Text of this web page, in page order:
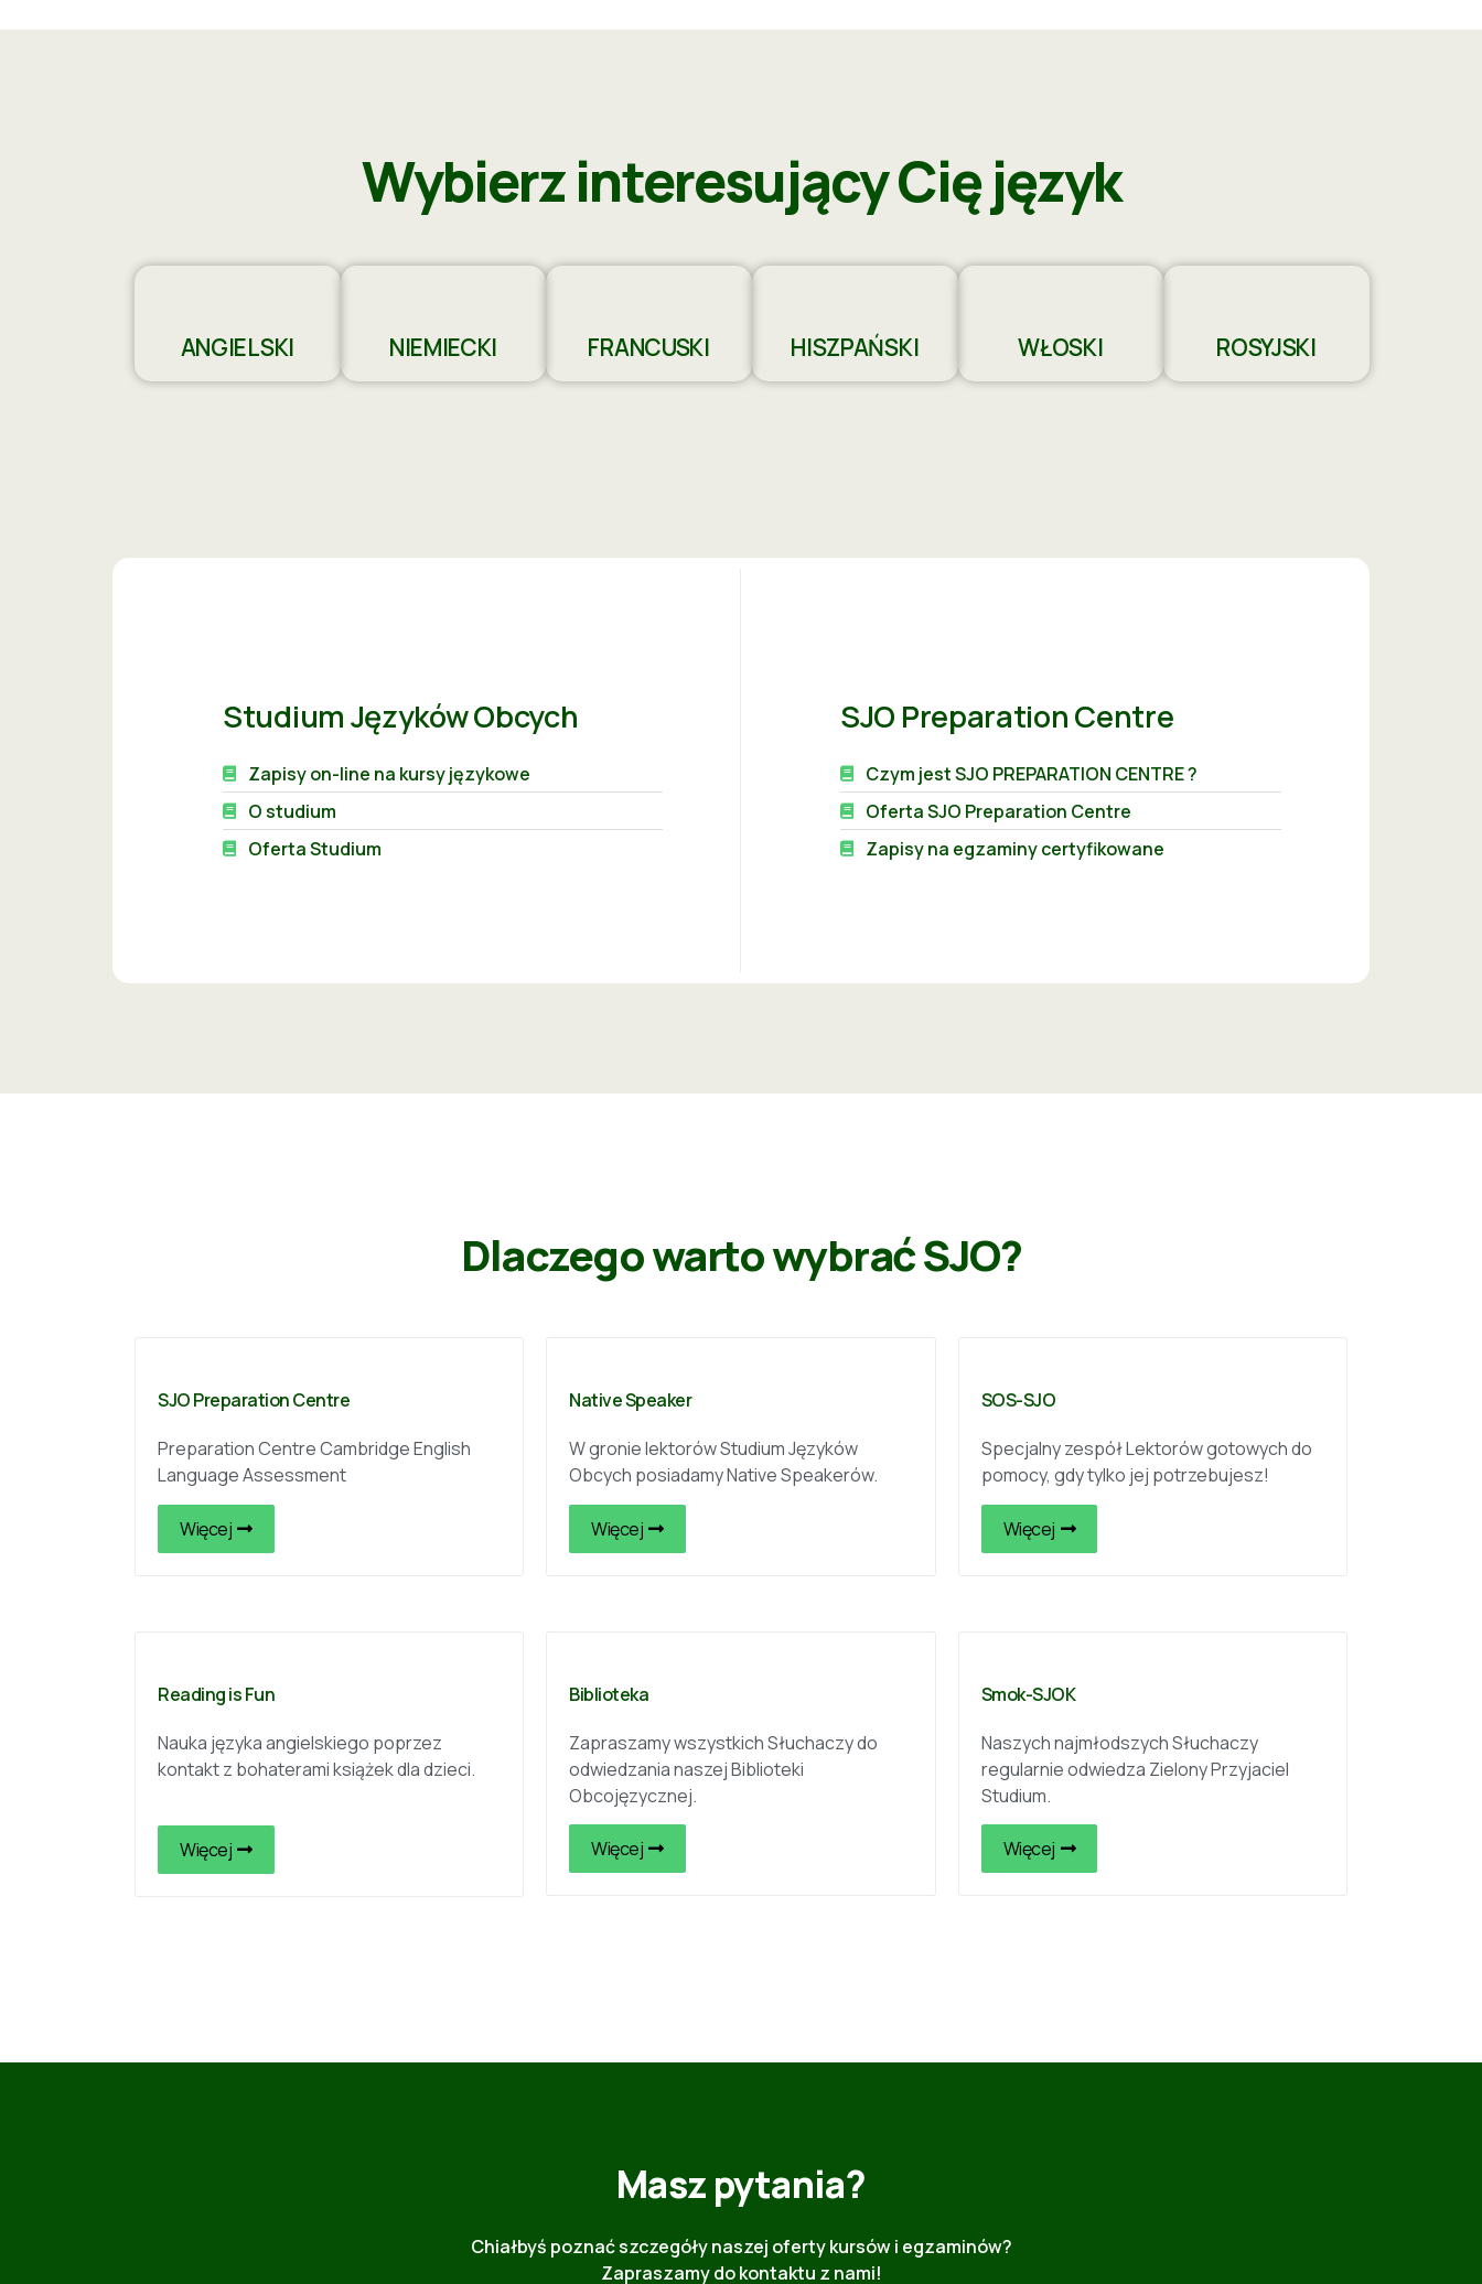
Wybierz interesujący Cię język
ANGIELSKI NIEMIECKI FRANCUSKI HISZPAŃSKI WŁOSKI ROSYJSKI
Studium Języków Obcych
Zapisy on-line na kursy językowe
O studium
Oferta Studium
SJO Preparation Centre
Czym jest SJO PREPARATION CENTRE ?
Oferta SJO Preparation Centre
Zapisy na egzaminy certyfikowane
Dlaczegowarto wybraćSJO?
SJO Preparation Centre
Preparation Centre Cambridge English
Language Assessment
Więcej
Native Speaker
W gronie lektorów Studium Języków
Obcych posiadamy Native Speakerów.
Więcej
SOS-SJO
Specjalny zespół Lektorów gotowych do
pomocy, gdy tylko jej potrzebujesz!
Więcej
Reading is Fun
Nauka języka angielskiego poprzez
kontakt z bohaterami książek dla dzieci.
Więcej
Biblioteka
Zapraszamy wszystkich Słuchaczy do
odwiedzania naszej Biblioteki
Obcojęzycznej.
Więcej
Smok-SJOK
Naszych najmłodszych Słuchaczy
regularnie odwiedza Zielony Przyjaciel
Studium.
Więcej
Masz pytania?
Chiałbyś poznać szczegóły naszej oferty kursów i egzaminów?
Zapraszamy do kontaktu z nami!